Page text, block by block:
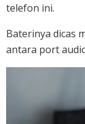
telefon ini.
Baterinya dicas
antara port